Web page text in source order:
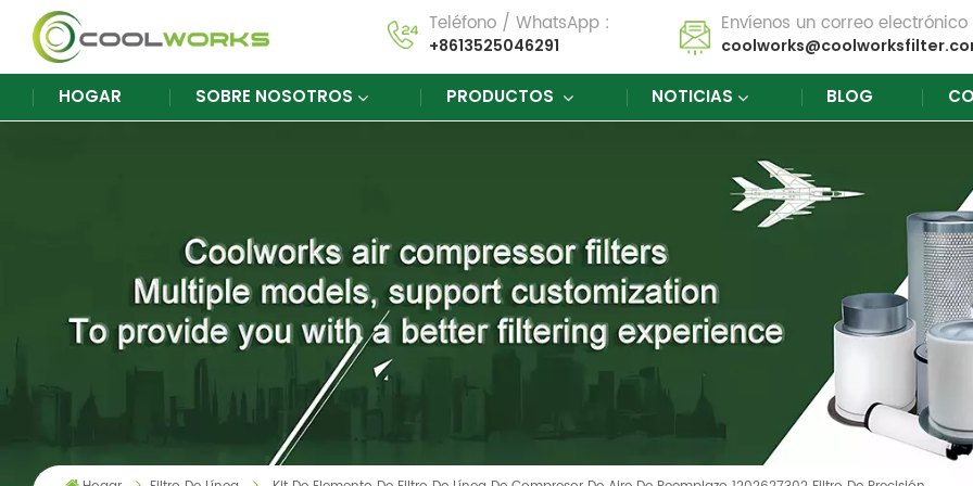
Teléfono / WhatsApp :
+8613525046291
Envíenos un correo
HOGAR SOBRE NOSOTROS PRODUCTOS NOTICIAS BLOG